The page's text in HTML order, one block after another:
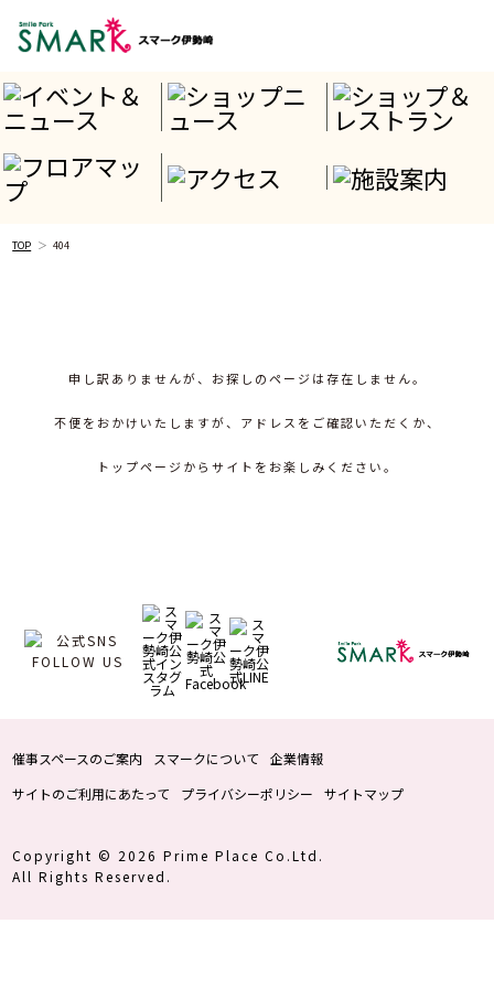
TOP 404
申し訳ありませんが、お探しのページは存在しません。
不便をおかけいたしますが、アドレスをご確認いただくか、
トップページからサイトをお楽しみください。
催事スペースのご案内 スマークについて
企業情報
サイトのご利用にあたって
プライバシーポリシー サイトマップ
Copyright © 2026 Prime Place Co.Ltd.
All Rights Reserved.